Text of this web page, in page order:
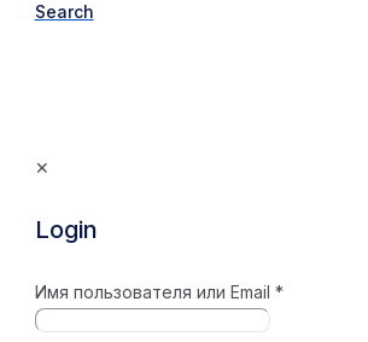
Search
✕
Login
Имя пользователя или Email *